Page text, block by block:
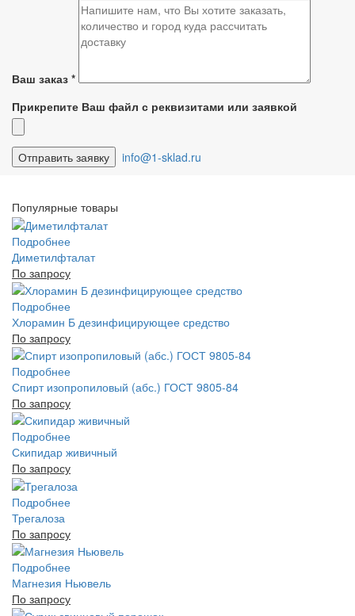
Ваш заказ *
Прикрепите Ваш файл с реквизитами или заявкой
info@1-sklad.ru
Популярные товары
Подробнее
Диметилфталат
По запросу
Подробнее
Хлорамин Б дезинфицирующее средство
По запросу
Подробнее
Спирт изопропиловый (абс.) ГОСТ 9805-84
По запросу
Подробнее
Скипидар живичный
По запросу
Подробнее
Трегалоза
По запросу
Подробнее
Магнезия Ньювель
По запросу